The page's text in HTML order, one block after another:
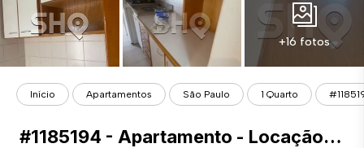
+16 fotos
Início Apartamentos São Paulo 1 Quarto
#1185194 - Apartamento - Locação com 45.00 m² , 1 Quarto(s), por R$ 2.800